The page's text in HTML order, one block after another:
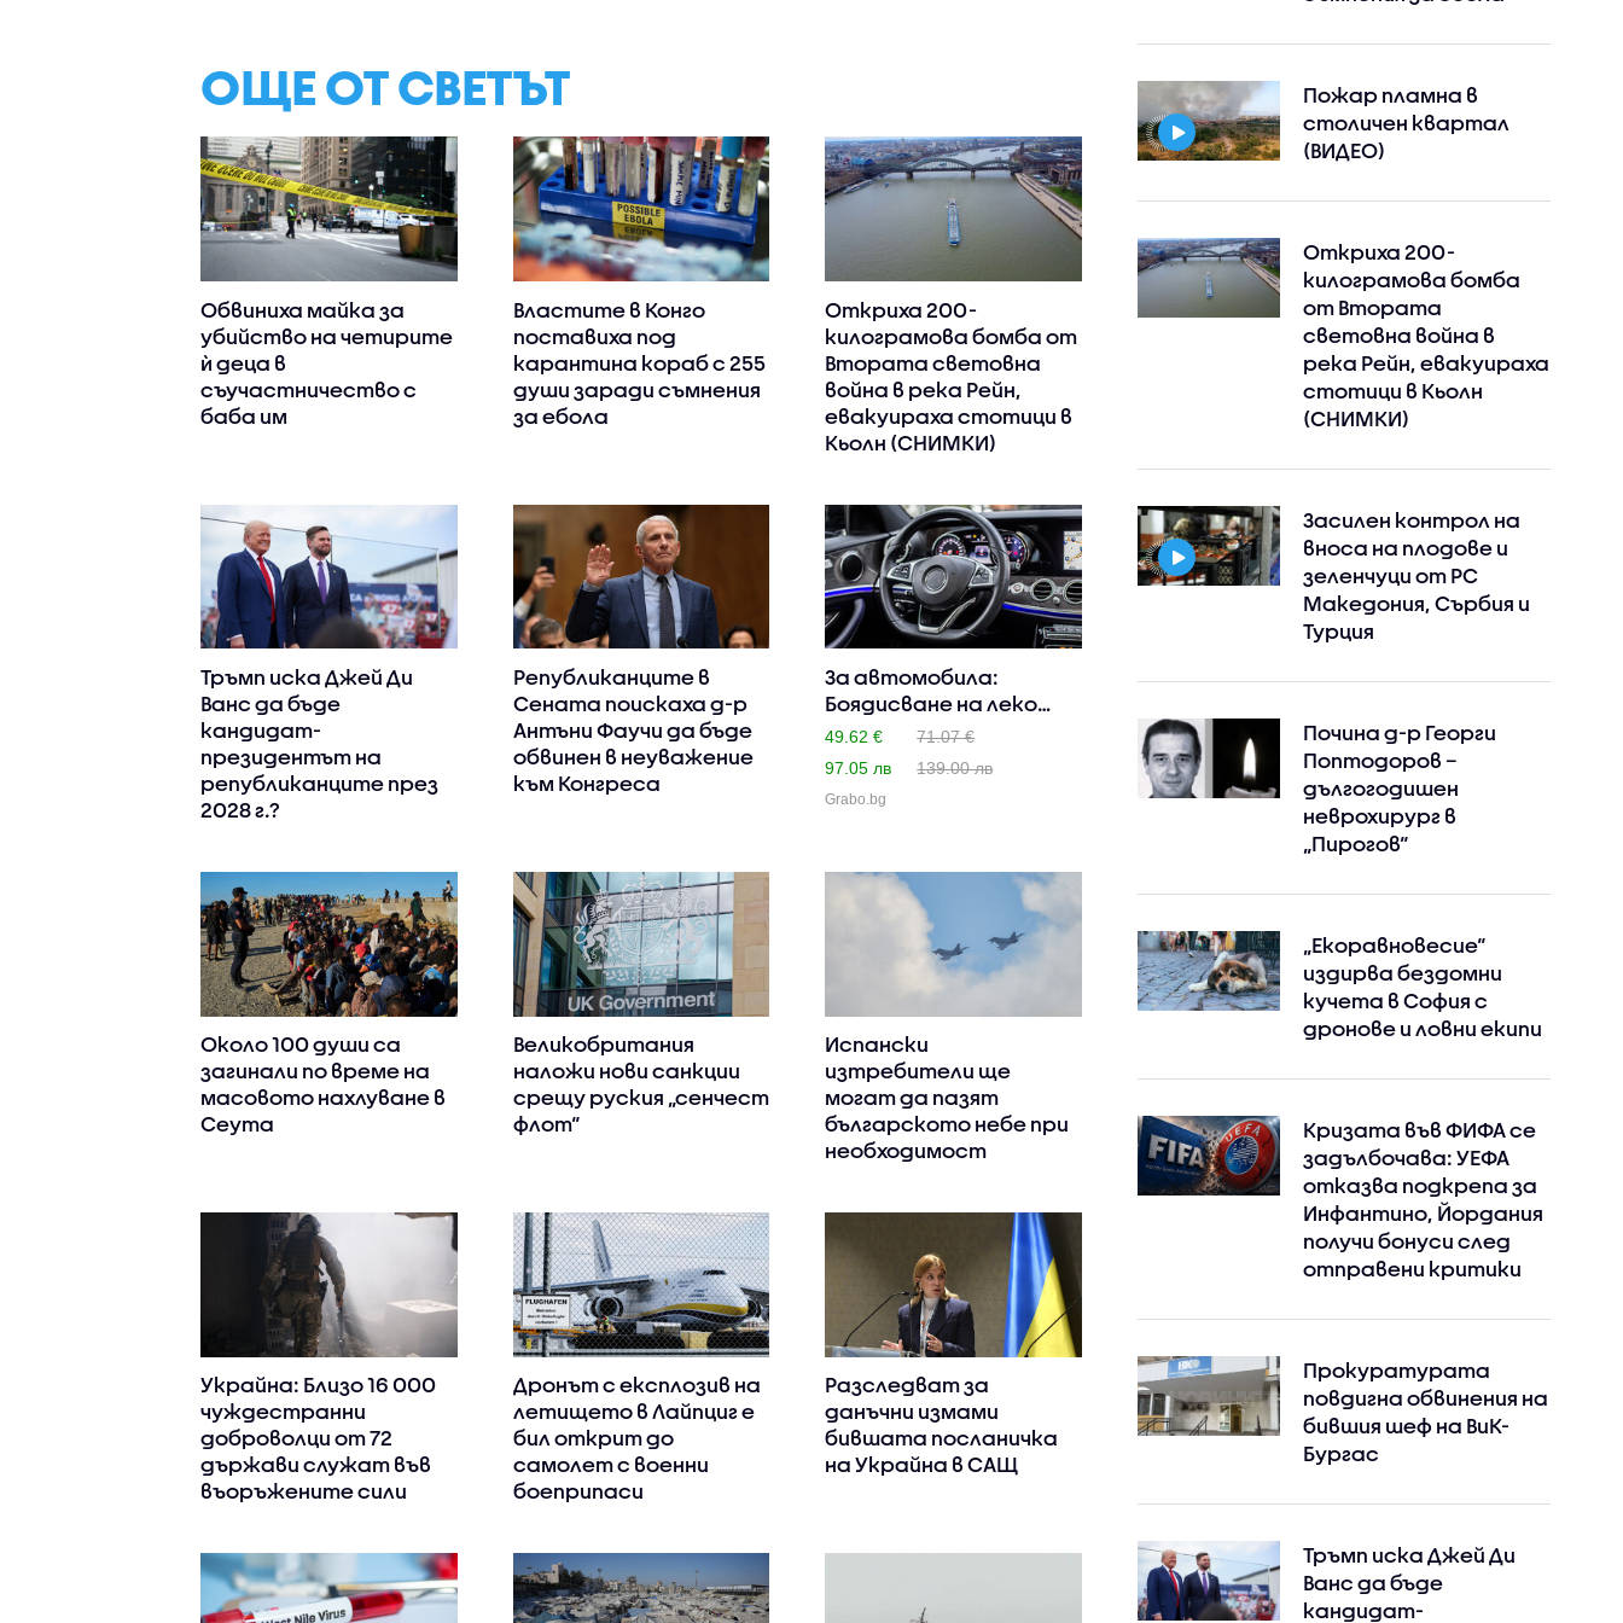
ОЩЕ ОТ СВЕТЪТ
Обвиниха майка за
убийство на четирите
ѝ деца в
съучастничество с
баба им
Властите в Конго
поставиха под
карантина кораб с 255
души заради съмнения
за ебола
Откриха 200-
килограмова бомба от
Втората световна
война в река Рейн,
евакуираха стотици в
Кьолн (СНИМКИ)
Тръмп иска Джей Ди
Ванс да бъде
кандидат-
президентът на
републиканците през
2028 г.?
Републиканците в
Сената поискаха д-р
Антъни Фаучи да бъде
обвинен в неуважение
към Конгреса
За автомобила:
Боядисване на леко
увреден и ..
49.62 €
71.07 €
97.05 лв
139.00 лв
Grabo.bg
Около 100 души са
загинали по време на
масовото нахлуване в
Сеута
Великобритания
наложи нови санкции
срещу руския „сенчест
флот“
Испански
изтребители ще
могат да пазят
българското небе при
необходимост
Украйна: Близо 16 000
чуждестранни
доброволци от 72
държави служат във
въоръжените сили
Дронът с експлозив на
летището в Лайпциг е
бил открит до
самолет с военни
боеприпаси
Разследват за
данъчни измами
бившата посланичка
на Украйна в САЩ
Пожар пламна в
столичен квартал
(ВИДЕО)
Откриха 200-
килограмова бомба
от Втората
световна война в
река Рейн, евакуираха
стотици в Кьолн
(СНИМКИ)
Засилен контрол на
вноса на плодове и
зеленчуци от РС
Македония, Сърбия и
Турция
Почина д-р Георги
Поптодоров –
дългогодишен
неврохирург в
„Пирогов“
„Екоравновесие“
издирва бездомни
кучета в София с
дронове и ловни екипи
Кризата във ФИФА се
задълбочава: УЕФА
отказва подкрепа за
Инфантино, Йордания
получи бонуси след
отправени критики
Прокуратурата
повдигна обвинения на
бившия шеф на ВиК-
Бургас
Тръмп иска Джей Ди
Ванс да бъде
кандидат-